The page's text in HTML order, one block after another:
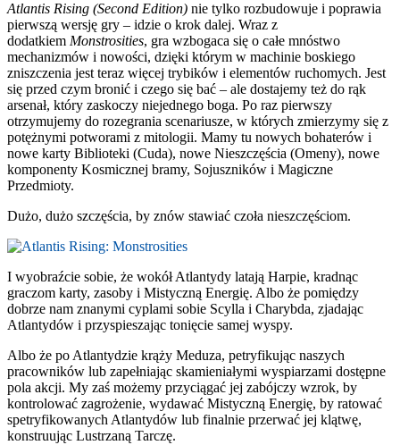
Atlantis Rising (Second Edition) nie tylko rozbudowuje i poprawia
pierwszą wersję gry – idzie o krok dalej. Wraz z
dodatkiem Monstrosities, gra wzbogaca się o całe mnóstwo
mechanizmów i nowości, dzięki którym w machinie boskiego
zniszczenia jest teraz więcej trybików i elementów ruchomych. Jest
się przed czym bronić i czego się bać – ale dostajemy też do rąk
arsenał, który zaskoczy niejednego boga. Po raz pierwszy
otrzymujemy do rozegrania scenariusze, w których zmierzymy się z
potężnymi potworami z mitologii. Mamy tu nowych bohaterów i
nowe karty Biblioteki (Cuda), nowe Nieszczęścia (Omeny), nowe
komponenty Kosmicznej bramy, Sojuszników i Magiczne
Przedmioty.
Dużo, dużo szczęścia, by znów stawiać czoła nieszczęściom.
I wyobraźcie sobie, że wokół Atlantydy latają Harpie, kradnąc
graczom karty, zasoby i Mistyczną Energię. Albo że pomiędzy
dobrze nam znanymi cyplami sobie Scylla i Charybda, zjadając
Atlantydów i przyspieszając tonięcie samej wyspy.
Albo że po Atlantydzie krąży Meduza, petryfikując naszych
pracowników lub zapełniając skamieniałymi wyspiarzami dostępne
pola akcji. My zaś możemy przyciągać jej zabójczy wzrok, by
kontrolować zagrożenie, wydawać Mistyczną Energię, by ratować
spetryfikowanych Atlantydów lub finalnie przerwać jej klątwę,
konstruując Lustrzaną Tarczę.